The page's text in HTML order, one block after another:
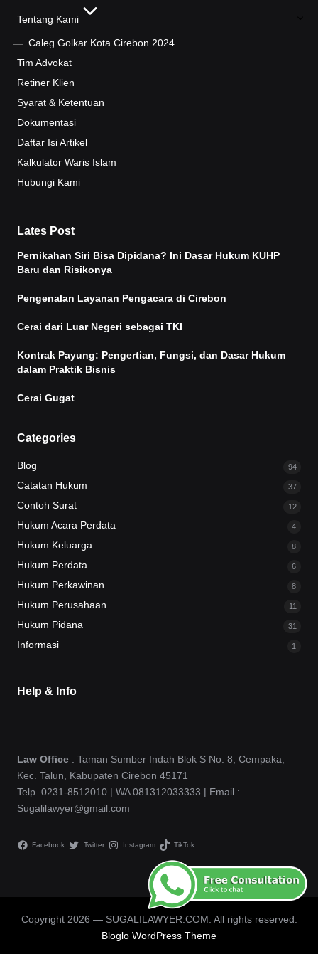
Tentang Kami
Caleg Golkar Kota Cirebon 2024
Tim Advokat
Retiner Klien
Syarat & Ketentuan
Dokumentasi
Daftar Isi Artikel
Kalkulator Waris Islam
Hubungi Kami
Lates Post
Pernikahan Siri Bisa Dipidana? Ini Dasar Hukum KUHP
Baru dan Risikonya
Pengenalan Layanan Pengacara di Cirebon
Cerai dari Luar Negeri sebagai TKI
Kontrak Payung: Pengertian, Fungsi, dan Dasar Hukum
dalam Praktik Bisnis
Cerai Gugat
Categories
Blog 94
Catatan Hukum 37
Contoh Surat 12
Hukum Acara Perdata 4
Hukum Keluarga 8
Hukum Perdata 6
Hukum Perkawinan 8
Hukum Perusahaan 11
Hukum Pidana 31
Informasi 1
Help & Info
Law Office : Taman Sumber Indah Blok S No. 8, Cempaka,
Kec. Talun, Kabupaten Cirebon 45171
Telp. 0231-8512010 | WA 081312033333 | Email :
Sugalilawyer@gmail.com
Facebook Twitter Instagram TikTok
Copyright 2026 — SUGALILAWYER.COM. All rights reserved.
Bloglo WordPress Theme